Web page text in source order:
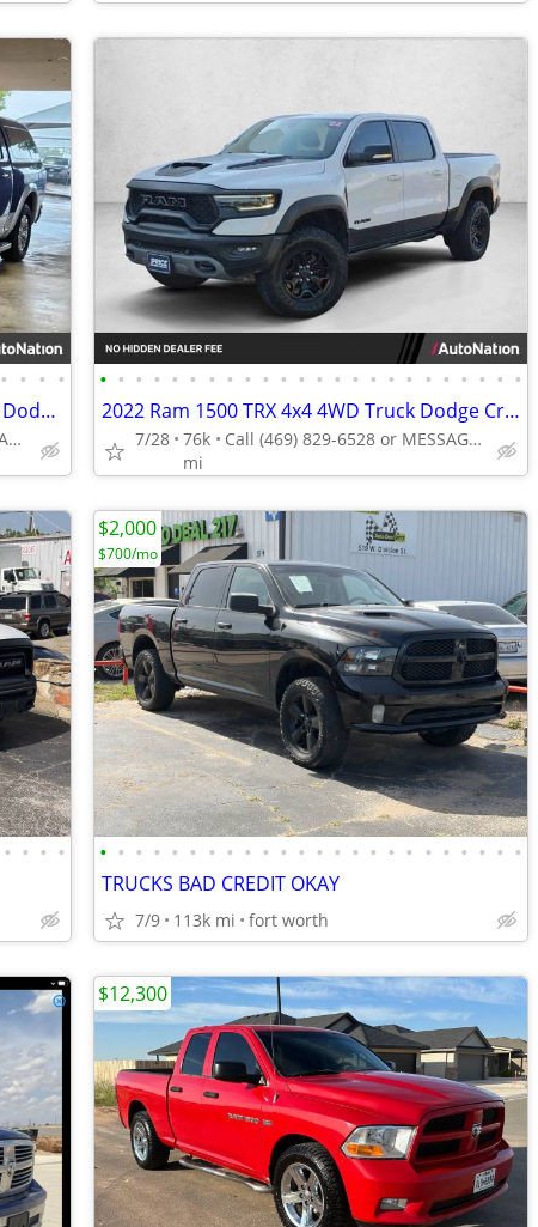
• • • •
2016 Ram 1500 Laramie 4x4 4WD Truck Dodge Crew cab AUTONATION
Call (888) 716-3204 or MESSAGE/CHAT to confirm availability
• • • • • • • • • • • • • • • • • • • • • • • •
2022 Ram 1500 TRX 4x4 4WD Truck Dodge Crew cab AUTONATION
7/28 76k
mi
Call (469) 829-6528 or MESSAGE/CHAT to confirm availability
• • • • • • • • • • • • • • • • • • • • • • • • • • • •
TRUCKS BAD CREDIT OKAY
7/9 113k mi fort worth
$2,000
$700/mo
$12,300